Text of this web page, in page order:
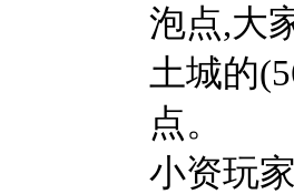
泡点,大
土城的
点。
小资玩